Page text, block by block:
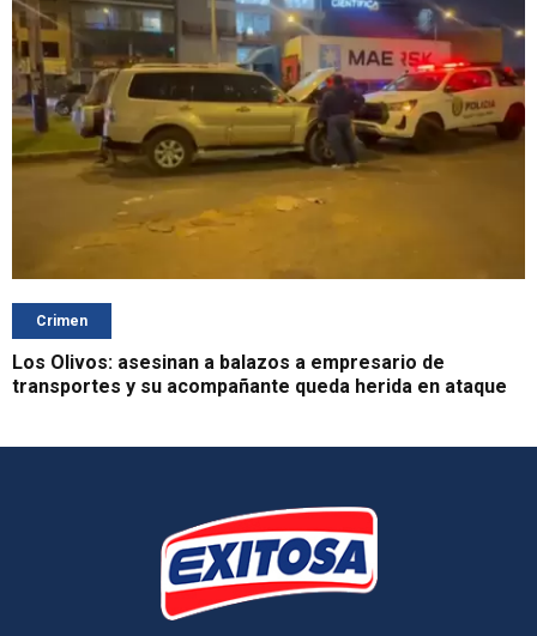
Crimen
Los Olivos: asesinan a balazos a empresario de
transportes y su acompañante queda herida en ataque